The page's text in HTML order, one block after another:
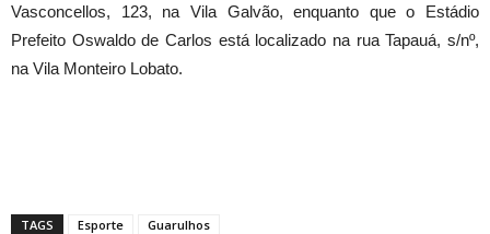
Vasconcellos, 123, na Vila Galvão, enquanto que o Estádio
Prefeito Oswaldo de Carlos está localizado na rua Tapauá, s/nº,
na Vila Monteiro Lobato.
TAGS Esporte Guarulhos